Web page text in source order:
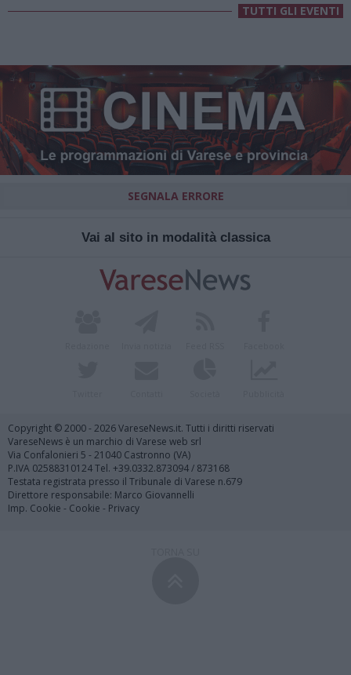
TUTTI GLI EVENTI
SEGNALA ERRORE
Vai al sito in modalità classica
Copyright © 2000 - 2026 VareseNews.it. Tutti i diritti riservati
VareseNews è un marchio di Varese web srl
Via Confalonieri 5 - 21040 Castronno (VA)
P.IVA 02588310124 Tel. +39.0332.873094 / 873168
Testata registrata presso il Tribunale di Varese n.679
Direttore responsabile: Marco Giovannelli
Imp. Cookie - Cookie - Privacy